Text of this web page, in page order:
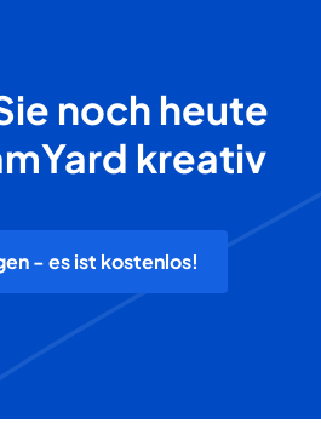
noch heute
kreativ
- es ist kostenlos!